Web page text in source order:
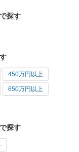
探す
450万円以上
650万円以上
探す